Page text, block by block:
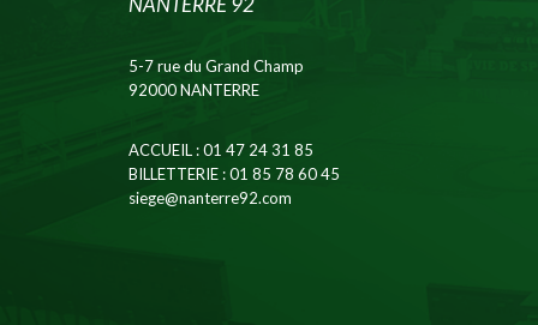
5-7 rue du Grand Champ
92000 NANTERRE
ACCUEIL: 01 47 24 31 85
BILLETTERIE: 01 85 78 60 45
siege@nanterre92.com